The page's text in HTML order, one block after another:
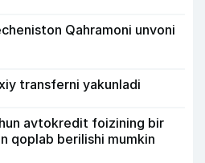
Qahramoni unvoni
transferni yakunladi
avtokredit foizining bir
qoplab berilishi mumkin